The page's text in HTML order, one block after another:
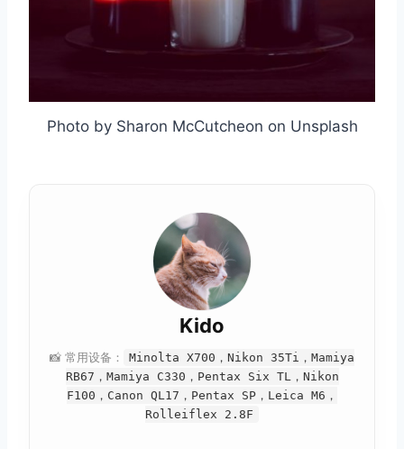
Photo by Sharon McCutcheon on Unsplash
Kido
📸 常用设备：
Minolta X700，Nikon 35Ti，Mamiya
RB67，Mamiya C330，Pentax Six TL，Nikon
F100，Canon QL17，Pentax SP，Leica M6，
Rolleiflex 2.8F